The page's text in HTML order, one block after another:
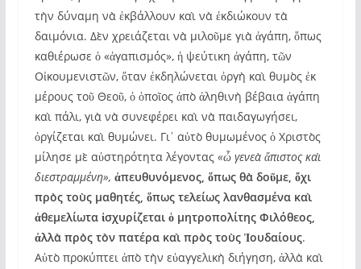
τὴν δύναμη νὰ ἐκβάλλουν καὶ νὰ ἐκδιώκουν τὰ
δαιμόνια. Δὲν χρειάζεται νὰ μιλοῦμε γιὰ ἀγάπη, ὅπως
καθιέρωσε ὁ «ἀγαπισμός», ἡ ψεύτικη ἀγάπη, τῶν
Οἰκουμενιστῶν, ὅταν ἐκδηλώνεται ὀργὴ καὶ θυμὸς ἐκ
μέρους τοῦ Θεοῦ, ὁ ὁποῖος ἀπὸ ἀληθινὴ βέβαια ἀγάπη
καὶ πάλι, γιὰ νὰ συνεφέρει καὶ νὰ παιδαγωγήσει,
ὀργίζεται καὶ θυμώνει. Γι᾽ αὐτὸ θυμωμένος ὁ Χριστὸς
μίλησε μὲ αὐστηρότητα λέγοντας «ὦ γενεὰ ἄπιστος καὶ
διεστραμμένη», ἀπευθυνόμενος, ὅπως θὰ δοῦμε, ὄχι
πρὸς τοὺς μαθητές, ὅπως τελείως λανθασμένα καὶ
ἀθεμελίωτα ἰσχυρίζεται ὁ μητροπολίτης Φιλόθεος,
ἀλλὰ πρὸς τὸν πατέρα καὶ πρὸς τοὺς Ἰουδαίους.
Αὐτὸ προκύπτει ἀπὸ τὴν εὐαγγελικὴ διήγηση, ἀλλὰ καὶ